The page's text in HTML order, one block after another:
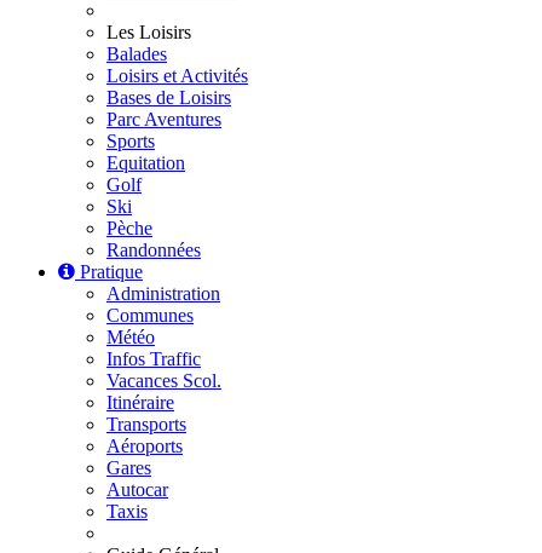
Les Loisirs
Balades
Loisirs et Activités
Bases de Loisirs
Parc Aventures
Sports
Equitation
Golf
Ski
Pèche
Randonnées
Pratique
Administration
Communes
Météo
Infos Traffic
Vacances Scol.
Itinéraire
Transports
Aéroports
Gares
Autocar
Taxis